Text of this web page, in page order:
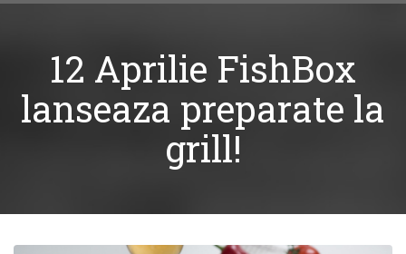
12 Aprilie FishBox
lanseaza preparate la
grill!